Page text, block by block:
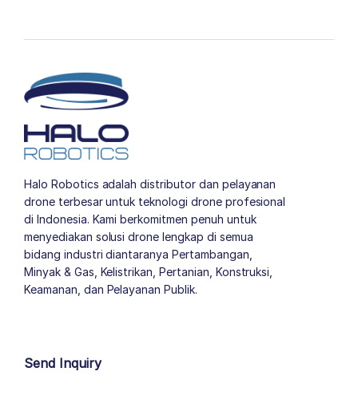
Halo Robotics adalah distributor dan pelayanan
drone terbesar untuk teknologi drone profesional
di Indonesia. Kami berkomitmen penuh untuk
menyediakan solusi drone lengkap di semua
bidang industri diantaranya Pertambangan,
Minyak & Gas, Kelistrikan, Pertanian, Konstruksi,
Keamanan, dan Pelayanan Publik.
Send Inquiry